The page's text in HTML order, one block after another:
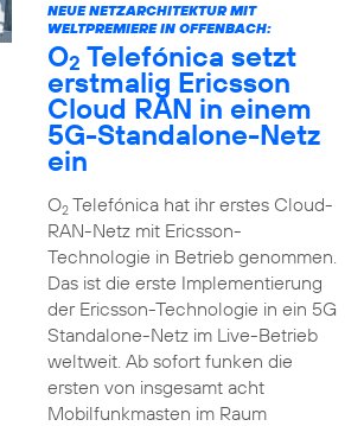
NEUE NETZARCHITEKTUR MIT
WELTPREMIERE IN OFFENBACH:
O2 Telefónica setzt
erstmalig Ericsson
Cloud RAN in einem
5G-Standalone-Netz
ein
O2Telefónica hat ihr erstes Cloud-
RAN-Netz mit Ericsson-
Technologie in Betrieb genommen.
Das ist die erste Implementierung
der Ericsson-Technologie in ein 5G
Standalone-Netz im Live-Betrieb
weltweit. Ab sofort funken die
ersten von insgesamt acht
Mobilfunkmasten im Raum